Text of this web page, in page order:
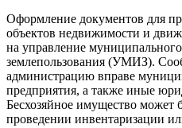
Оформление документов для
объектов недвижимости и
на управление
землепользования (УМИЗ).
администрацию вправе
предприятия, а также иные
Бесхозяйное имущество может
проведении инвентаризации